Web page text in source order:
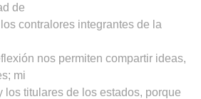
de
contralores integrantes de la
nos permiten compartir ideas,
mi
los titulares de los estados, porque